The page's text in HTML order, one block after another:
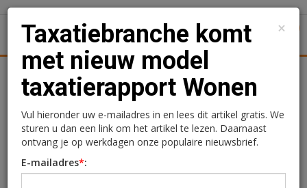
Juridisch | Fiscaal
Taxatiebranche komt met
nieuw model
taxatierapport Wonen
×
Taxatiebranche komt
met nieuw model
taxatierapport Wonen
Vul hieronder uw e-mailadres in en lees dit artikel gratis. We
sturen u dan een link om het artikel te lezen. Daarnaast
ontvang je op werkdagen onze populaire nieuwsbrief.
E-mailadres*: